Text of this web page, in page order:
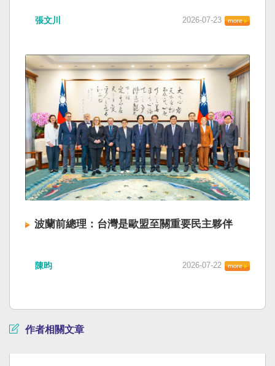
張文川 2026-07-23
波蘭前總理：台灣是歐盟至關重要民主夥伴
陳昀 2026-07-22
作者相關文章